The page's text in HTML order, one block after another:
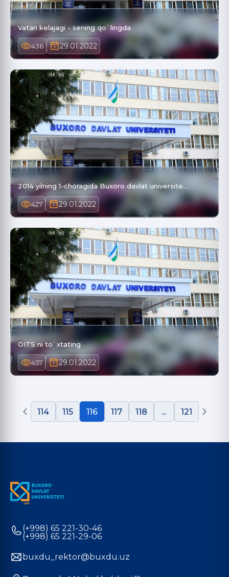
Vatan kelajagi - sening qo`lingda
436 29.01.2022
2014 yilning 1-choragida Buxoro davlat universite…
427 29.01.2022
OITS ni to`xtating
457 29.01.2022
114 115 116 117 118 ... 121
(+998) 65 221-30-46
(+998) 65 221-29-06
buxdu_rektor@buxdu.uz